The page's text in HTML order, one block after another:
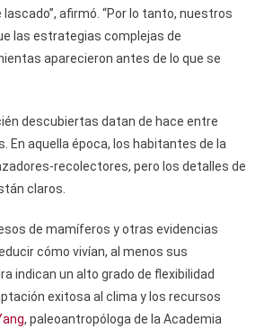
afirmó. “Por lo tanto, nuestros
las estrategias complejas de
aparecieron antes de lo que se
descubiertas datan de hace entre
En aquella época, los habitantes de la
recolectores, pero los detalles de
claros.
de mamíferos y otras evidencias
cómo vivían, al menos sus
indican un alto grado de flexibilidad
exitosa al clima y los recursos
, paleoantropóloga de la Academia